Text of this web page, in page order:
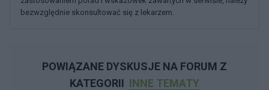
bezwzględnie skonsultować się z lekarzem.
POWIĄZANE DYSKUSJE NA FORUM Z
KATEGORII INNE TEMATY